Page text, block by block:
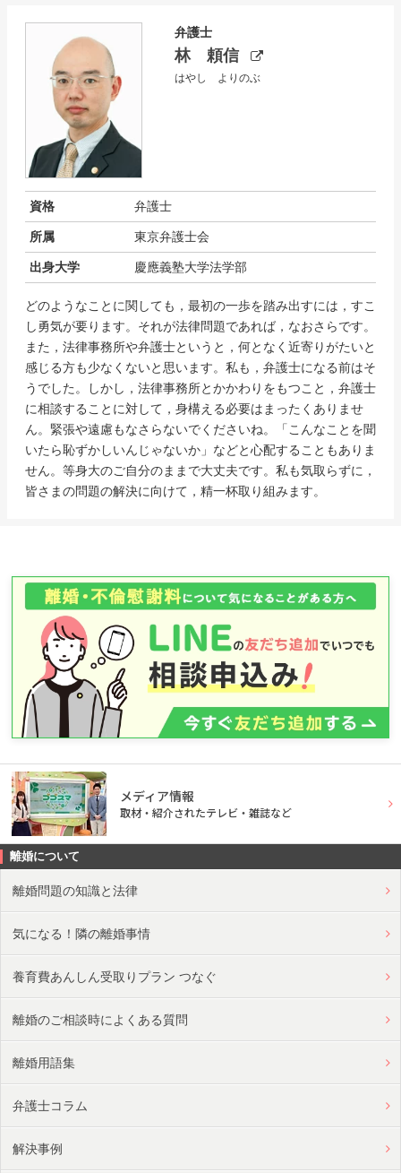
弁護士
林 頼信
はやし よりのぶ
資格 弁護士
所属 東京弁護士会
出身大学 慶應義塾大学法学部
どのようなことに関しても，最初の一歩を踏み出すには，すこ
し勇気が要ります。それが法律問題であれば，なおさらです。
また，法律事務所や弁護士というと，何となく近寄りがたいと
感じる方も少なくないと思います。私も，弁護士になる前はそ
うでした。しかし，法律事務所とかかわりをもつこと，弁護士
に相談することに対して，身構える必要はまったくありませ
ん。緊張や遠慮もなさらないでくださいね。「こんなことを聞
いたら恥ずかしいんじゃないか」などと心配することもありま
せん。等身大のご自分のままで大丈夫です。私も気取らずに，
皆さまの問題の解決に向けて，精一杯取り組みます。
メディア情報
取材・紹介されたテレビ・雑誌など
離婚について
離婚問題の知識と法律
気になる！隣の離婚事情
養育費あんしん受取りプラン つなぐ
離婚のご相談時によくある質問
離婚用語集
弁護士コラム
解決事例